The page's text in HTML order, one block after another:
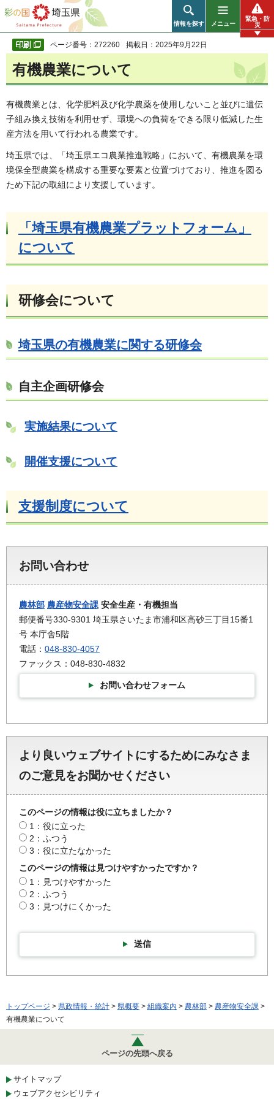
彩の国 埼玉県
情報を探す メニュー
緊急・防
災
ページ番号：272260 掲載日：2025年9月22日
有機農業について
有機農業とは、化学肥料及び化学農薬を使用しないこと並びに遺伝
子組み換え技術を利用せず、環境への負荷をできる限り低減した生
産方法を用いて行われる農業です。
埼玉県では、「埼玉県エコ農業推進戦略」において、有機農業を環
境保全型農業を構成する重要な要素と位置づけており、推進を図る
ため下記の取組により支援しています。
「埼玉県有機農業プラットフォーム」
について
研修会について
埼玉県の有機農業に関する研修会
自主企画研修会
実施結果について
開催支援について
支援制度について
お問い合わせ
農林部 農産物安全課 安全生産・有機担当
郵便番号330-9301 埼玉県さいたま市浦和区高砂三丁目15番1
号 本庁舎5階
電話： 048-830-4057
ファックス：048-830-4832
お問い合わせフォーム
より良いウェブサイトにするためにみなさま
のご意見をお聞かせください
このページの情報は役に立ちましたか？
1：役に立った
2：ふつう
3：役に立たなかった
このページの情報は見つけやすかったですか？
1：見つけやすかった
2：ふつう
3：見つけにくかった
送信
トップページ > 県政情報・統計 > 県概要 > 組織案内 > 農林部 > 農産物安全課 >
有機農業について
ページの先頭へ戻る
サイトマップ
ウェブアクセシビリティ